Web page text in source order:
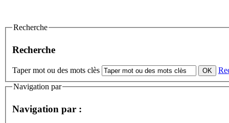
Recherche
Recherche
Taper mot ou des mots clès
Navigation par
Navigation par :